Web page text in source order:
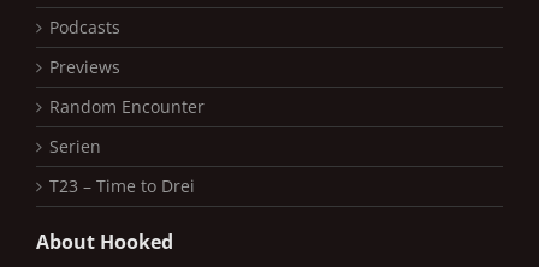
Podcasts
Previews
Random Encounter
Serien
T23 – Time to Drei
About Hooked